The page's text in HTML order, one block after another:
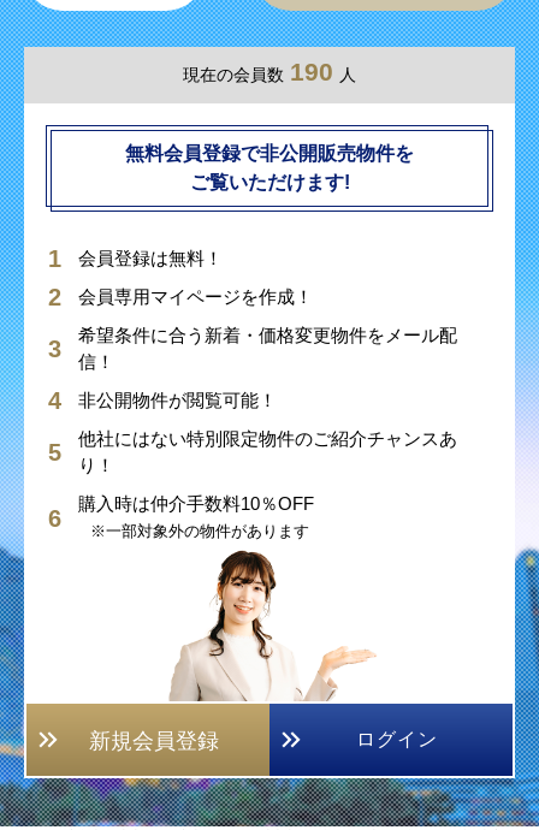
現在の会員数 190 人
無料会員登録で非公開販売物件を
ご覧いただけます!
会員登録は無料！
会員専用マイページを作成！
希望条件に合う新着・価格変更物件をメール配
信！
非公開物件が閲覧可能！
他社にはない特別限定物件のご紹介チャンスあ
り！
購入時は仲介手数料10％OFF
※一部対象外の物件があります
新規会員登録 ログイン